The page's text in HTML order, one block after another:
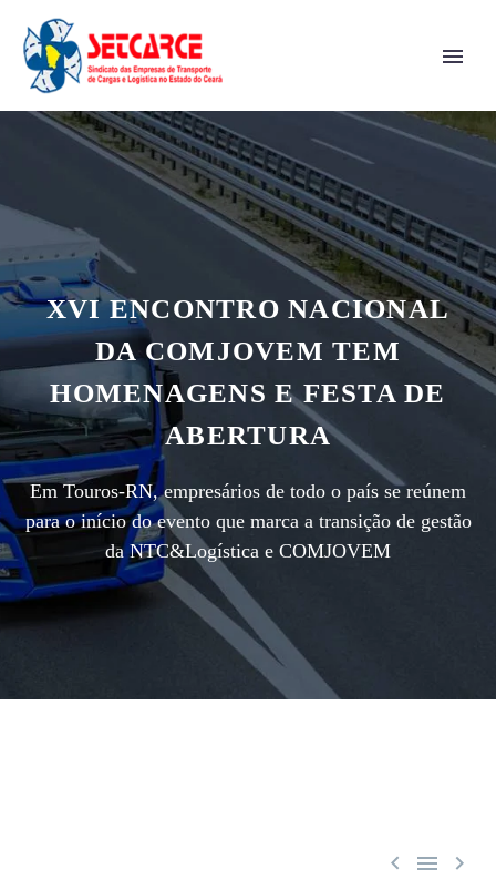
XVI ENCONTRO NACIONAL
DA COMJOVEM TEM
HOMENAGENS E FESTA DE
ABERTURA
Em Touros-RN, empresários de todo o país se reúnem
para o início do evento que marca a transição de gestão
da NTC&Logística e COMJOVEM
  